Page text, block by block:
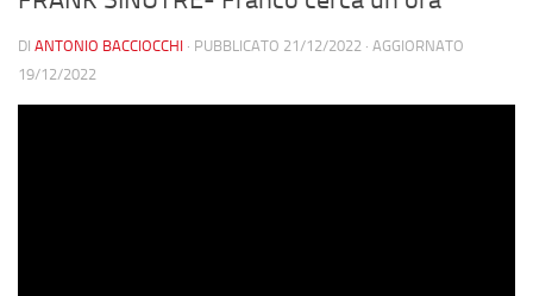
DI ANTONIO BACCIOCCHI · PUBBLICATO 21/12/2022 · AGGIORNATO
19/12/2022